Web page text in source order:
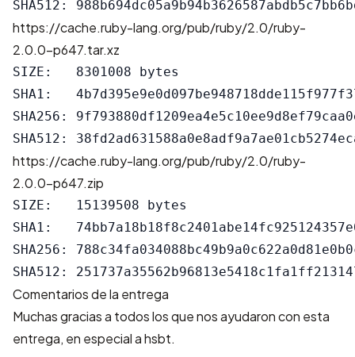
https://cache.ruby-lang.org/pub/ruby/2.0/ruby-
2.0.0-p647.tar.xz
SIZE:   8301008 bytes
SHA1:
SHA256:
https://cache.ruby-lang.org/pub/ruby/2.0/ruby-
2.0.0-p647.zip
SIZE:   15139508 bytes
SHA1:
SHA256:
Comentarios de la entrega
Muchas gracias a todos los que nos ayudaron con esta
entrega, en especial a hsbt.